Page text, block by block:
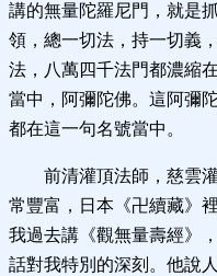
講的無量陀羅尼門，就是
領，總一切法，持一切義
法，八萬四千法門都濃縮
當中，阿彌陀佛。這阿彌
都在這一句名號當中。
前清灌頂法師，慈雲
常豐富，日本《卍續藏》
我過去講《觀無量壽經》
話對我特別的深刻。他說